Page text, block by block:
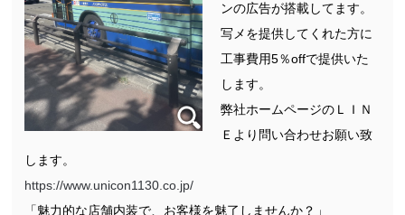
ンの広告が搭載してます。
写メを提供してくれた方に
工事費用5％offで提供いた
します。
弊社ホームページのＬＩＮ
Ｅより問い合わせお願い致
します。
https://www.unicon1130.co.jp/
「魅力的な店舗内装で、お客様を魅了しませんか？」